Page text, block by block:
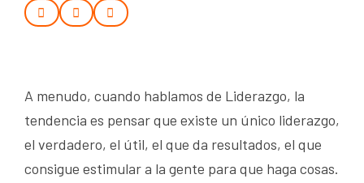
A menudo, cuando hablamos de Liderazgo, la
tendencia es pensar que existe un único liderazgo,
el verdadero, el útil, el que da resultados, el que
consigue estimular a la gente para que haga cosas.